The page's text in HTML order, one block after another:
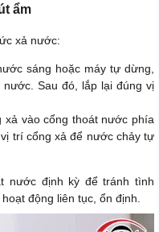
ẩm
xả nước:
sáng hoặc máy tự dừng,
Sau đó, lắp lại đúng vị
xả vào cổng thoát nước phía
trí cổng xả để nước chảy tự
nước định kỳ để tránh tình
động liên tục, ổn định.